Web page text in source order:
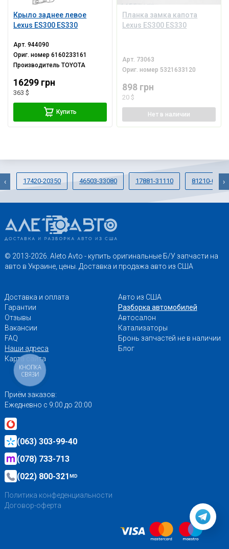
Крыло заднее левое
Lexus ES300 ES330
Арт.944090
Ориг. номер6160233161
ПроизводительTOYOTA
16299 грн
363 $
Купить
Планка замка капота
Lexus ES300 ES330
Арт. 73063
Ориг. номер 5321633120
898 грн
20 $
Нет в наличии
17420-20350 46503-33080 17881-31110 81210-0E050
‹ ›
© 2013-2026. Aleto Avto - купить оригинальные Б/У запчасти на
авто в Украине, цены. Доставка и продажа авто из США
Доставка и оплата
Гарантии
Отзывы
Вакансии
FAQ
Наши адреса
Карта сайта
Авто из США
Разборка автомобилей
Автосалон
Катализаторы
Бронь запчастей не в наличии
Блог
Приём заказов:
Ежедневно с 9:00 до 20:00
(063) 303-99-40
(078) 733-713
(022) 800-321MD
Политика конфеденциальности
Договор-оферта
КНОПКА
СВЯЗИ